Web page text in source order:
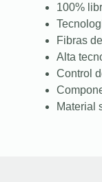
100%
Fibras
Alta
Control
Material